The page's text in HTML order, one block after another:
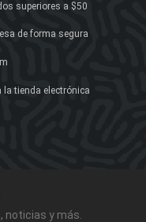
superiores a $50
de forma segura
la tienda electrónica
noticias y más.